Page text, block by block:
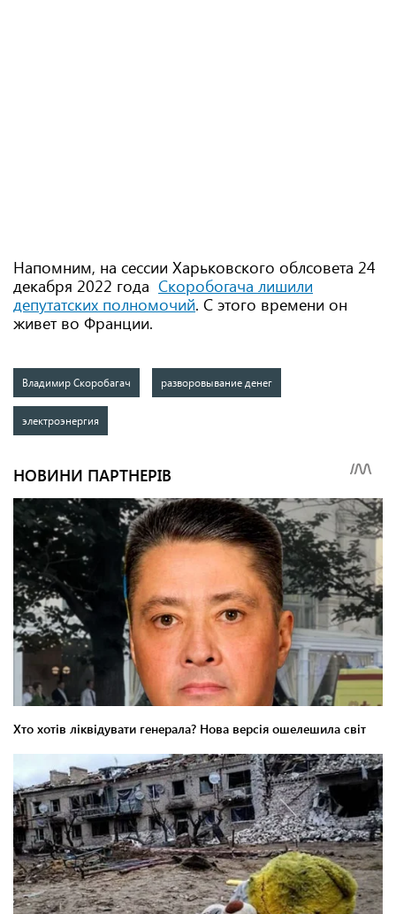
Напомним, на сессии Харьковского облсовета 24
декабря 2022 года Скоробогача лишили
депутатских полномочий. С этого времени он
живет во Франции.
Владимир Скоробагач разворовывание денег
электроэнергия